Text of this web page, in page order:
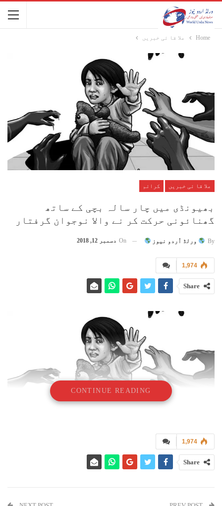
Home علا قا ئی خبریں
علا قا ئی خبریں کرائم
بھیونڈی میں چار سالہ بچی کے ساتھ
گھنائونی حرکت کر نے والا نوجوان گرفتار
By ورلڈ اُردو نیوز On دسمبر 12, 2018
1,974
Share
بھیونڈی(عارِف اگاسکر) بھارتی رِیاست مہاراشٹر کےبھیونڈی شہر میں نئی
بستی ، نہرو نگر علاقہ میں رہائش پذیر ۱۹؍ سال کے نوجوان کے ذریعہ چار
سالہ کم سن بچی کی عصمت دری کر نے کا معاملہ سامنے آیا ہے ۔ معصوم بچی
CONTINUE READING
1,974
Share